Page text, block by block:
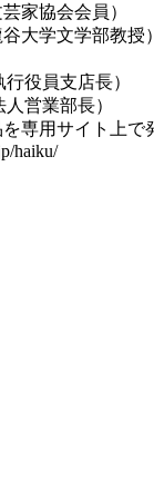
協会会員）
大学文学部教
員支店長）
営業部長）
専用サイト上で